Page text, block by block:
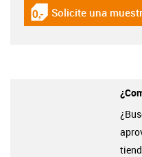
igus-icon-gratismuster
Solicite una